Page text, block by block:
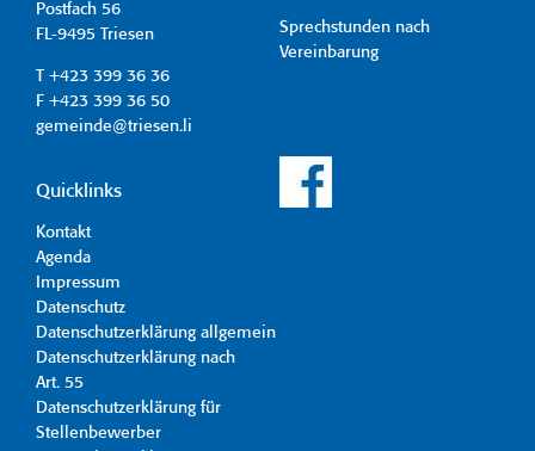
Postfach 56
FL-9495 Triesen
T +423 399 36 36
F +423 399 36 50
gemeinde@triesen.li
Sprechstunden nach
Vereinbarung
Quicklinks
Kontakt
Agenda
Impressum
Datenschutz
Datenschutzerklärung allgemein
Datenschutzerklärung nach
Art. 55
Datenschutzerklärung für
Stellenbewerber